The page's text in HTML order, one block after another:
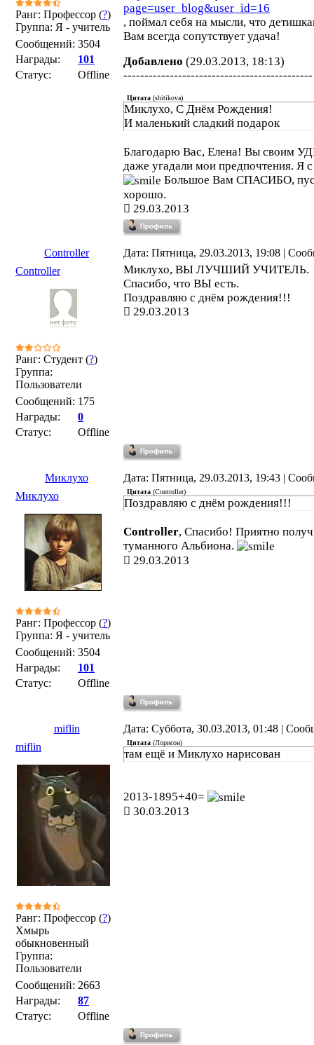
Ранг: Профессор (?)
Группа: Я - учитель
Сообщений: 3504
Награды:
101
Статус:
Offline
page=user_blog&user_id=16
, поймал себя на мысли, что
Вам всегда сопутствует удача!
Добавлено (29.03.2013, 18:13)
---------------------------------------------
Цитата (shitikova)
Миклухо, С Днём Рождения!
И маленький сладкий подарок
Благодарю Вас, Елена! Вы своим
даже угадали мои предпочтения. Я
Большое Вам СПАСИБО,
хорошо.
29.03.2013
Controller
Дата: Пятница, 29.03.2013, 19:08 |
Controller
Ранг: Студент (?)
Группа:
Пользователи
Сообщений: 175
Награды:
0
Статус:
Offline
Миклухо, ВЫ ЛУЧШИЙ УЧИТЕЛЬ.
Спасибо, что ВЫ есть.
Поздравляю с днём рождения!!!
29.03.2013
Миклухо
Дата: Пятница, 29.03.2013, 19:43 |
Миклухо
Ранг: Профессор (?)
Группа: Я - учитель
Сообщений: 3504
Награды:
101
Статус:
Offline
Цитата (Controller)
Поздравляю с днём рождения!!!
Controller, Спасибо! Приятно
туманного Альбиона.
29.03.2013
miflin
Дата: Суббота, 30.03.2013, 01:48 |
miflin
Ранг: Профессор (?)
Хмырь
обыкновенный
Группа:
Пользователи
Сообщений: 2663
Награды:
87
Статус:
Offline
Цитата (Лорисон)
там ещё и Миклухо нарисован
2013-1895+40=
30.03.2013